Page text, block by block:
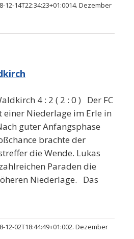
12-14T22:34:23+01:0014. Dezember
4 : 2 ( 2 : 0 ) Der FC
Niederlage im Erle in
guter Anfangsphase
brachte der
die Wende. Lukas
Paraden die
Niederlage. Das
12-02T18:44:49+01:002. Dezember